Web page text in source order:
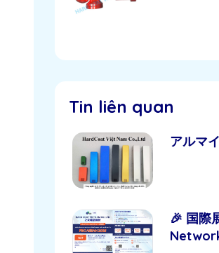
Tin liên quan
アルマ
🎉 国際